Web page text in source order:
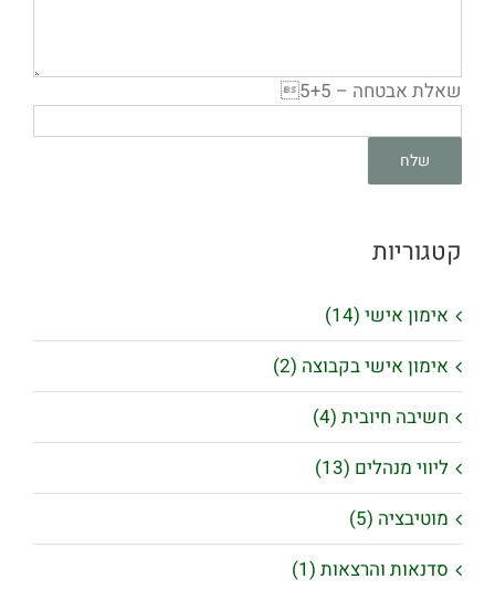
שאלת אבטחה – 5+5
קטגוריות
אימון אישי (14)
אימון אישי בקבוצה (2)
חשיבה חיובית (4)
ליווי מנהלים (13)
מוטיבציה (5)
סדנאות והרצאות (1)